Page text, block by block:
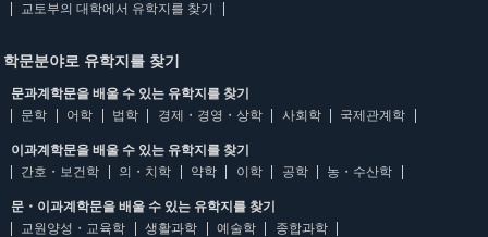
교토부의 대학에서 유학지를 찾기
학문분야로 유학지를 찾기
문과계학문을 배울 수 있는 유학지를 찾기
문학
어학 법학 경제・경영・상학 사회학 국제관계학
이과계학문을 배울 수 있는 유학지를 찾기
간호・보건학
의・치학 약학 이학 공학 농・수산학
문・이과계학문을 배울 수 있는 유학지를 찾기
교원양성・교육학
생활과학 예술학 종합과학